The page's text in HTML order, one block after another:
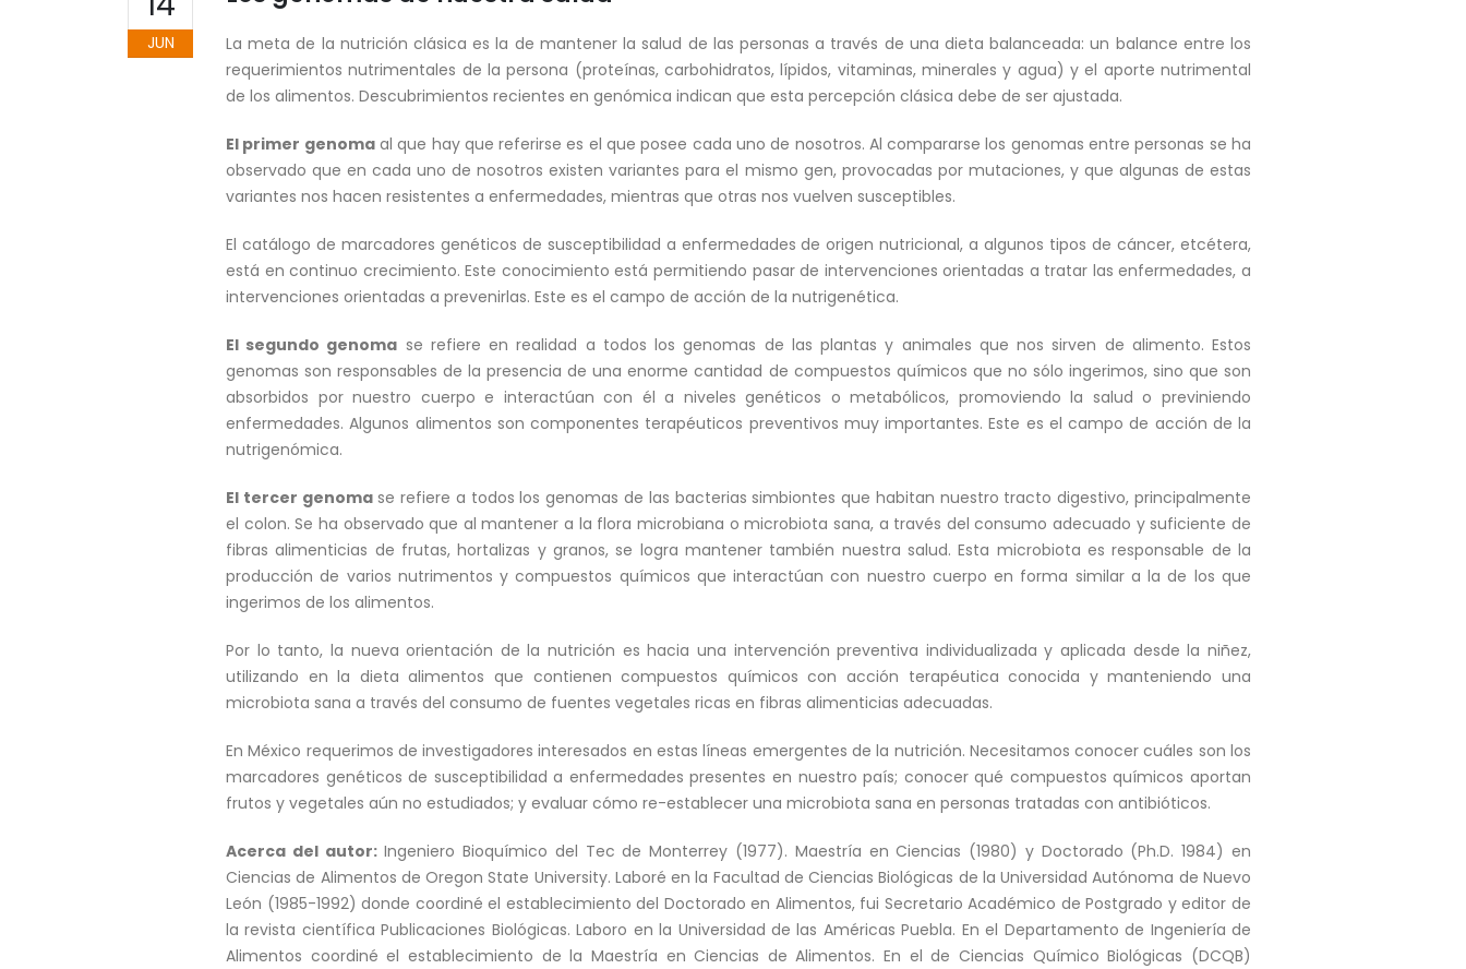
JUN
La meta de la nutrición clásica es la de mantener la salud de las personas a través de una dieta balanceada: un balance entre los
requerimientos nutrimentales de la persona (proteínas, carbohidratos, lípidos, vitaminas, minerales y agua) y el aporte nutrimental
de los alimentos. Descubrimientos recientes en genómica indican que esta percepción clásica debe de ser ajustada.
El primer genomaal que hay que referirse es el que posee cada uno de nosotros. Al compararse los genomas entre personas se ha
observado que en cada uno de nosotros existen variantes para el mismo gen, provocadas por mutaciones, y que algunas de estas
variantes nos hacen resistentes a enfermedades, mientras que otras nos vuelven susceptibles.
El catálogo de marcadores genéticos de susceptibilidad a enfermedades de origen nutricional, a algunos tipos de cáncer, etcétera,
está en continuo crecimiento. Este conocimiento está permitiendo pasar de intervenciones orientadas a tratar las enfermedades, a
intervenciones orientadas a prevenirlas. Este es el campo de acción de la nutrigenética.
El segundo genoma se refiere en realidad a todos los genomas de las plantas y animales que nos sirven de alimento. Estos
genomas son responsables de la presencia de una enorme cantidad de compuestos químicos que no sólo ingerimos, sino que son
absorbidos por nuestro cuerpo e interactúan con él a niveles genéticos o metabólicos, promoviendo la salud o previniendo
enfermedades. Algunos alimentos son componentes terapéuticos preventivos muy importantes. Este es el campo de acción de la
nutrigenómica.
El tercer genomase refiere a todos los genomas de las bacterias simbiontes que habitan nuestro tracto digestivo, principalmente
el colon. Se ha observado que al mantener a la flora microbiana o microbiota sana, a través del consumo adecuado y suficiente de
fibras alimenticias de frutas, hortalizas y granos, se logra mantener también nuestra salud. Esta microbiota es responsable de la
producción de varios nutrimentos y compuestos químicos que interactúan con nuestro cuerpo en forma similar a la de los que
ingerimos de los alimentos.
Por lo tanto, la nueva orientación de la nutrición es hacia una intervención preventiva individualizada y aplicada desde la niñez,
utilizando en la dieta alimentos que contienen compuestos químicos con acción terapéutica conocida y manteniendo una
microbiota sana a través del consumo de fuentes vegetales ricas en fibras alimenticias adecuadas.
En México requerimos de investigadores interesados en estas líneas emergentes de la nutrición. Necesitamos conocer cuáles son los
marcadores genéticos de susceptibilidad a enfermedades presentes en nuestro país; conocer qué compuestos químicos aportan
frutos y vegetales aún no estudiados; y evaluar cómo re-establecer una microbiota sana en personas tratadas con antibióticos.
Acerca del autor:Ingeniero Bioquímico del Tec de Monterrey (1977). Maestría en Ciencias (1980) y Doctorado (Ph.D. 1984) en
Ciencias de Alimentos de Oregon State University. Laboré en la Facultad de Ciencias Biológicas de la Universidad Autónoma de Nuevo
León (1985-1992) donde coordiné el establecimiento del Doctorado en Alimentos, fui Secretario Académico de Postgrado y editor de
la revista científica Publicaciones Biológicas. Laboro en la Universidad de las Américas Puebla. En el Departamento de Ingeniería de
Alimentos coordiné el establecimiento de la Maestría en Ciencias de Alimentos. En el de Ciencias Químico Biológicas (DCQB)